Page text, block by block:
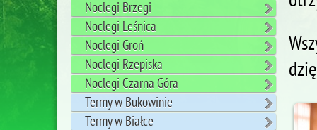
Noclegi Brzegi
Noclegi Leśnica
Noclegi Groń
Noclegi Rzepiska
Noclegi Czarna Góra
Termy w Bukowinie
Termy w Białce